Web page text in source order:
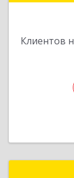
Клиентов